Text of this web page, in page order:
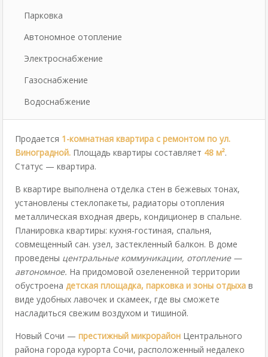
Парковка
Автономное отопление
Электроснабжение
Газоснабжение
Водоснабжение
Продается 1-комнатная квартира с ремонтом по ул.
Виноградной. Площадь квартиры составляет 48 м².
Статус — квартира.
В квартире выполнена отделка стен в бежевых тонах,
установлены стеклопакеты, радиаторы отопления
металлическая входная дверь, кондиционер в спальне.
Планировка квартиры: кухня-гостиная, спальня,
совмещенный сан. узел, застекленный балкон. В доме
проведены центральные коммуникации, отопление —
автономное. На придомовой озелененной территории
обустроена детская площадка, парковка и зоны отдыха в
виде удобных лавочек и скамеек, где вы сможете
насладиться свежим воздухом и тишиной.
Новый Сочи — престижный микрорайон Центрального
района города курорта Сочи, расположенный недалеко